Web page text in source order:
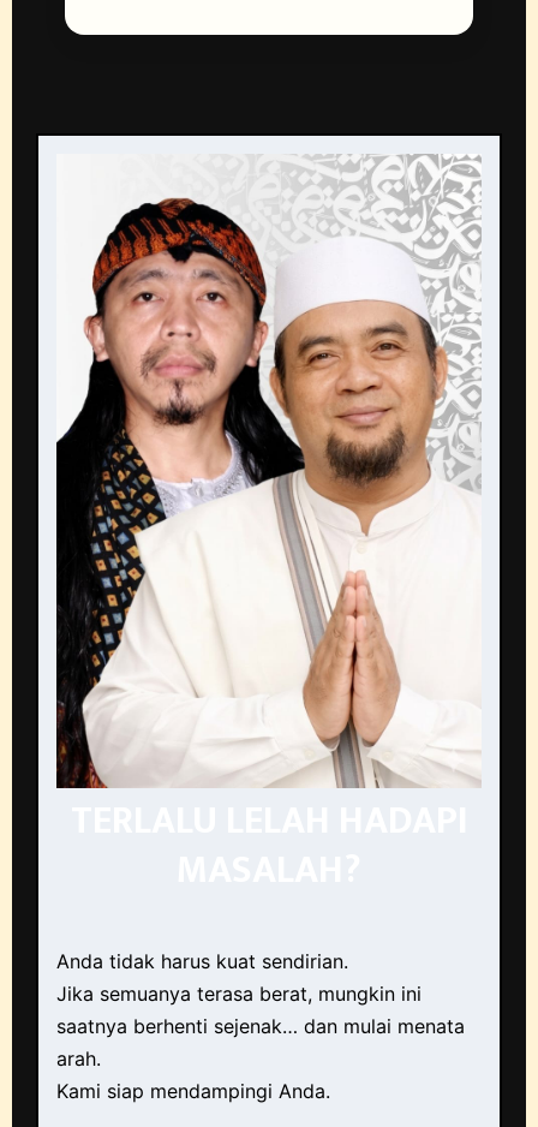
Anda tidak harus kuat sendirian.
Jika semuanya terasa berat, mungkin ini
saatnya berhenti sejenak… dan mulai menata
arah.
Kami siap mendampingi Anda.